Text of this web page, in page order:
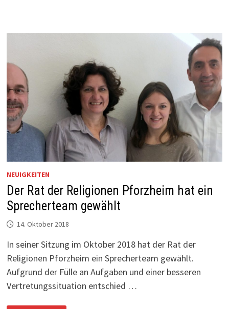
NEUIGKEITEN
Der Rat der Religionen Pforzheim hat ein
Sprecherteam gewählt
14. Oktober 2018
In seiner Sitzung im Oktober 2018 hat der Rat der
Religionen Pforzheim ein Sprecherteam gewählt.
Aufgrund der Fülle an Aufgaben und einer besseren
Vertretungssituation entschied …